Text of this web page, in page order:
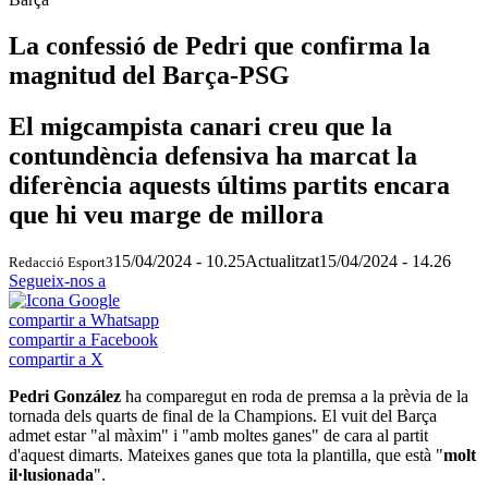
La confessió de Pedri que confirma la
magnitud del Barça-PSG
El migcampista canari creu que la
contundència defensiva ha marcat la
diferència aquests últims partits encara
que hi veu marge de millora
Redacció Esport315/04/2024 - 10.25Actualitzat15/04/2024 - 14.26
Segueix-nos a
compartir a Whatsapp
compartir a Facebook
compartir a X
Pedri González ha comparegut en roda de premsa a la prèvia de la
tornada dels quarts de final de la Champions. El vuit del Barça
admet estar "al màxim" i "amb moltes ganes" de cara al partit
d'aquest dimarts. Mateixes ganes que tota la plantilla, que està "molt
il·lusionada".